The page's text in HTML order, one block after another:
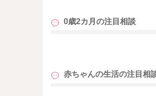
0歳2カ月の注目相談
赤ちゃんの生活の注目相